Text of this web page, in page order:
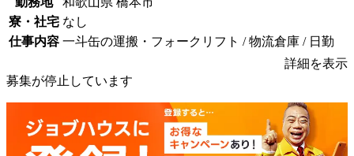
寮・社宅 なし
仕事内容 一斗缶の運搬・フォークリフト / 物流倉庫 / 日勤
詳細を表示
募集が停止しています